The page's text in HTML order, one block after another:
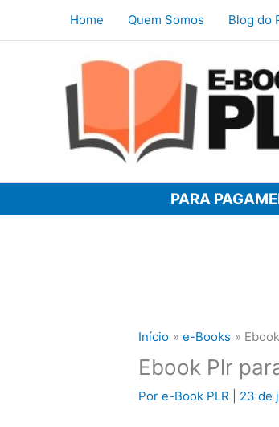
Home Quem Somos Blog do
PARA
Início e-Books
Ebook Plr
Pore-Book PLR 23 de